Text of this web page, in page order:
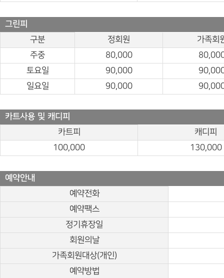
그린피
구분
정회원
가족회
주중
80,000
토요일
90,000
일요일
90,000
카트사용 및 캐디피
카트피
캐디피
100,000
130,000
예약안내
예약전화
예약팩스
정기휴장일
회원의날
가족회원대상(개인)
예약방법